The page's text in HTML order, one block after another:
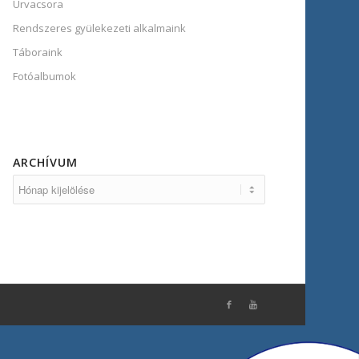
Úrvacsora
Rendszeres gyülekezeti alkalmaink
Táboraink
Fotóalbumok
ARCHÍVUM